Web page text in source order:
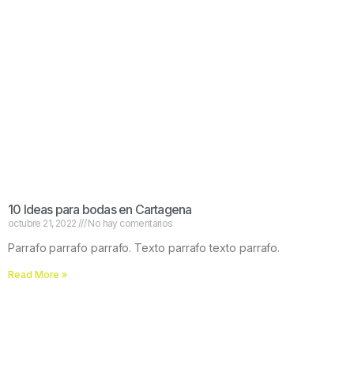
10 Ideas para bodas en Cartagena
octubre 21, 2022 No hay comentarios
Parrafo parrafo parrafo. Texto parrafo texto parrafo.
Read More »